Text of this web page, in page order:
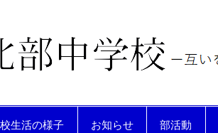
生活の様子 お知らせ 部活動